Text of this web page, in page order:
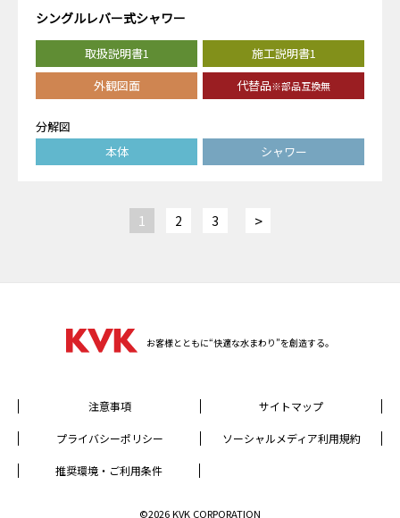
シングルレバー式シャワー
取扱説明書1
施工説明書1
外観図面
代替品※部品互換無
分解図
本体
シャワー
1 2 3 >
お客様とともに“快適な水まわり”を創造する。
注意事項 サイトマップ
プライバシーポリシー ソーシャルメディア利用規約
推奨環境・ご利用条件
©2026 KVK CORPORATION